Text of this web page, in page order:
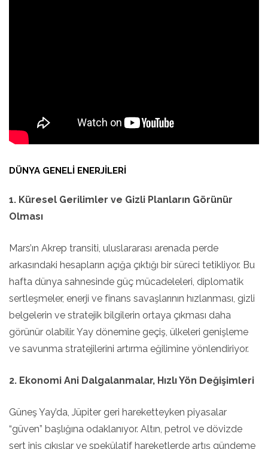
DÜNYA GENELI ENERJILERI
1. Küresel Gerilimler ve Gizli Planların Görünür
Olması
Mars’ın Akrep transiti, uluslararası arenada perde
arkasındaki hesapların açığa çıktığı bir süreci tetikliyor. Bu
hafta dünya sahnesinde güç mücadeleleri, diplomatik
sertleşmeler, enerji ve finans savaşlarının hızlanması, gizli
belgelerin ve stratejik bilgilerin ortaya çıkması daha
görünür olabilir. Yay dönemine geçiş, ülkeleri genişleme
ve savunma stratejilerini artırma eğilimine yönlendiriyor.
2. Ekonomi Ani Dalgalanmalar, Hızlı Yön Değişimleri
Güneş Yay’da, Jüpiter geri hareketteyken piyasalar
“güven” başlığına odaklanıyor. Altın, petrol ve dövizde
sert iniş çıkışlar ve spekülatif hareketlerde artış gündeme